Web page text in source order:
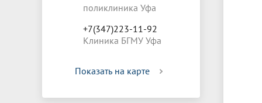
поликлиника Уфа
+7(347)223-11-92
Клиника БГМУ Уфа
Показать на карте